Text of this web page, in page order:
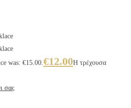
was: €15.00.€12.00Η τρέχουσα
σας